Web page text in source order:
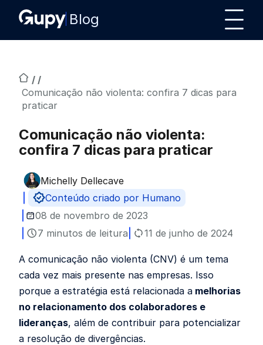
Blog
/ /
Comunicação não violenta: confira 7 dicas para
praticar
Comunicação não violenta:
confira 7 dicas para praticar
Publicado por
Michelly Dellecave
Conteúdo criado por Humano
08 de novembro de 2023
7 minutos de leitura
11 de junho de 2024
A comunicação não violenta (CNV) é um tema
cada vez mais presente nas empresas. Isso
porque a estratégia está relacionada a melhorias
no relacionamento dos colaboradores e
lideranças, além de contribuir para potencializar
a resolução de divergências.